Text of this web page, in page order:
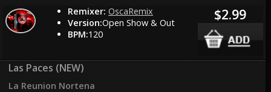
Remixer: OscaRemix
Version:Open Show & Out
BPM:120
$2.99
Las Paces (NEW)
La Reunion Nortena